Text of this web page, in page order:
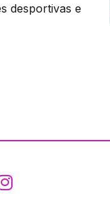
desportivas e
ao
Aceder ao